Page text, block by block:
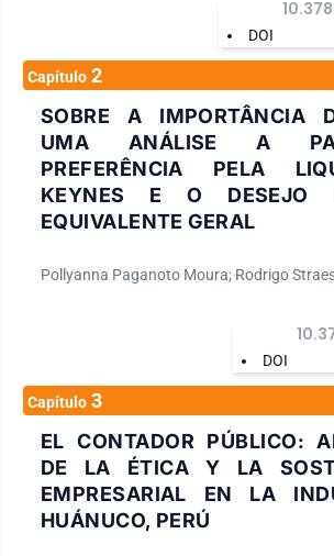
DOI
Capítulo 2
SOBRE A IMPORTÂNCIA
UMA ANÁLISE A
PREFERÊNCIA PELA
KEYNES E O DESEJO
EQUIVALENTE GERAL
Pollyanna Paganoto Moura; Rodrigo
DOI
Capítulo 3
EL CONTADOR PÚBLICO:
DE LA ÉTICA Y LA
EMPRESARIAL EN LA
HUÁNUCO, PERÚ